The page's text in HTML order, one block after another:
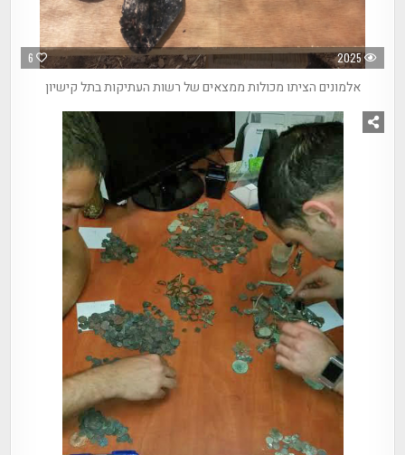
6 2025
אלמונים הציתו מכולות ממצאים של רשות העתיקות בתל קישיון